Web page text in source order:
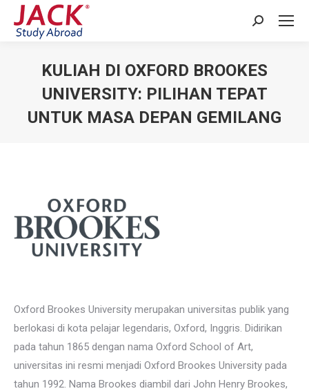
Search:
KULIAH DI OXFORD BROOKES
UNIVERSITY: PILIHAN TEPAT
UNTUK MASA DEPAN GEMILANG
Oxford Brookes University merupakan universitas publik yang
berlokasi di kota pelajar legendaris, Oxford, Inggris. Didirikan
pada tahun 1865 dengan nama Oxford School of Art,
universitas ini resmi menjadi Oxford Brookes University pada
tahun 1992. Nama Brookes diambil dari John Henry Brookes,